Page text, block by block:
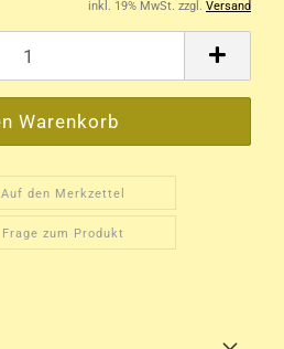
inkl. 19% MwSt. zzgl. Versand
Auf den Merkzettel
Frage zum Produkt